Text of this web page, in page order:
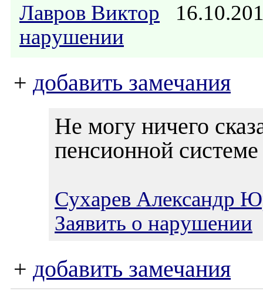
Лавров Виктор
нарушении
+ добавить замечания
Не могу ничего
пенсионной
Сухарев Александр
Заявить о нарушении
+ добавить замечания